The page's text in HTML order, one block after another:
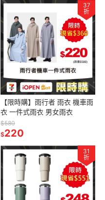
37
折
【限時購】雨行者 雨衣 機車雨
衣 一件式雨衣 男女雨衣
$580
$220
31
折